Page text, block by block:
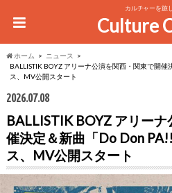
カルチャーを旅
Culture
ホーム
ニュース
BALLISTIK BOYZ アリーナ公演を関西・関東で開
ス、MV公開スタート
2026.07.08
BALLISTIK BOYZ アリー
催決定＆新曲「Do Don
ス、MV公開スタート